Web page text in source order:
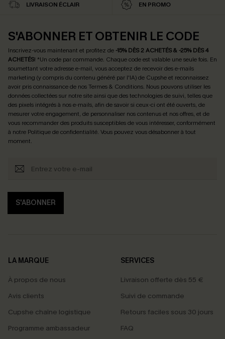
LIVRAISON ÉCLAIR EN PROMO
S'ABONNER ET OBTENIR LE CODE
Inscrivez-vous maintenant et profitez de -15% DÈS 2 ACHETÉS & -25% DÈS 4
ACHETÉS! *Un code par commande. Chaque code est valable une seule fois. En
soumettant votre adresse e-mail, vous acceptez de recevoir des e-mails
marketing (y compris du contenu généré par l'IA) de Cupshe et reconnaissez
avoir pris connaissance de nosTermes & Conditions. Nous pouvons utiliser les
données collectées sur notre site ainsi que des technologies de suivi, telles que
des pixels intégrés à nos e-mails, afin de savoir si ceux-ci ont été ouverts, de
mesurer votre engagement, de personnaliser nos contenus et nos offres, et de
vous recommander des produits susceptibles de vous intéresser, conformément
à notre Politique de confidentialité. Vous pouvez vous désabonner à tout
moment.
S'ABONNER
LA MARQUE
À propos de nous
Avis clients
Cupshe chaîne logistique
Programme ambassadeur
SERVICES
Livraison offerte dès 55 €
Suivi de commande
Retours faciles sous 30 jours
FAQ